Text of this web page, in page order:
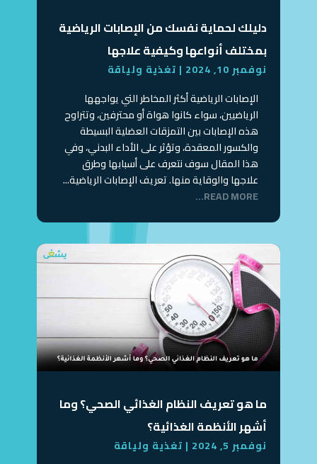
دليلك لحماية نفسك من الإصابات الرياضية
بمختلف أنواعها وكيفية علاجها
نوفمبر 10, 2024 | تغذية ولياقة
الإصابات الرياضية أكثر المخاطر التي يواجهها
الرياضيين، سواء كانوا هواة أو محترفين، وتتراوح
هذه الإصابات بين التمزقات العضلية البسيطة
والكسور المعقدة، وتؤثر على الأداء البدني، وفي
هذا المقال سوف نتعرف على أسبابها وطرق
علاجها والوقاية منها. تعريف الإصابات الرياضية...
READ MORE...
ما هو تعريف النظام الغذائي الصحي؟ وما
أشهر الأنظمة الغذائية؟
نوفمبر 5, 2024 | تغذية ولياقة